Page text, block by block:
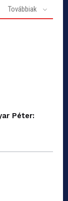
Továbbiak
Péter: